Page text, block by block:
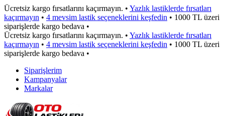
Ücretsiz kargo fırsatlarını kaçırmayın. • Yazlık lastiklerde fırsatları
kaçırmayın • 4 mevsim lastik seçeneklerini keşfedin • 1000 TL üzeri
siparişlerde kargo bedava •
Ücretsiz kargo fırsatlarını kaçırmayın. • Yazlık lastiklerde fırsatları
kaçırmayın • 4 mevsim lastik seçeneklerini keşfedin • 1000 TL üzeri
siparişlerde kargo bedava •
Siparişlerim
Kampanyalar
Markalar